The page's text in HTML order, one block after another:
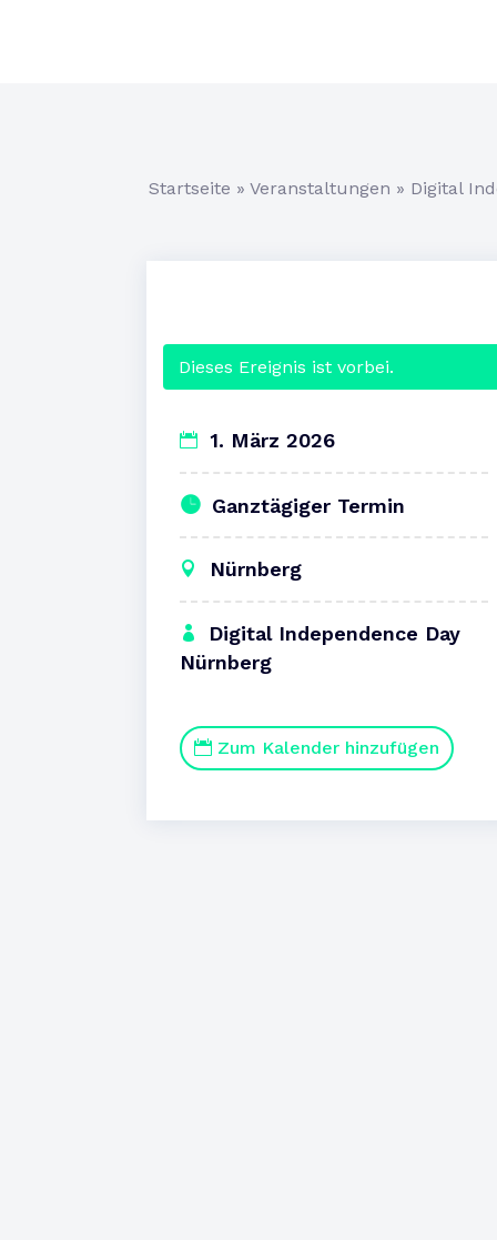
Startseite »Veranstaltungen » Digital
Dieses Ereignis ist vorbei.
1. März 2026
Ganztägiger Termin
Nürnberg
Digital Independence Day
Nürnberg
Zum Kalender hinzufügen